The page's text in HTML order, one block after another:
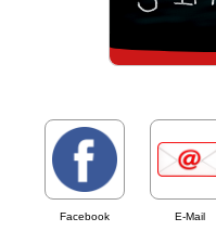
Facebook E-Mail